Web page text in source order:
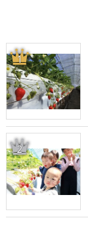
1
2